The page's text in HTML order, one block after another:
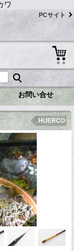
ワ
PCサイト
お問い合せ
HUERCO